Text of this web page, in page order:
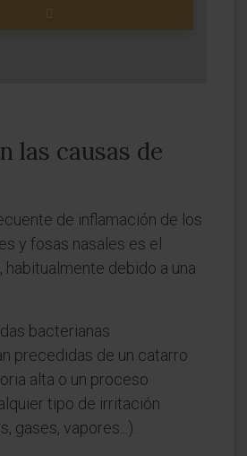
las causas de
de inflamación de los
y fosas nasales es el
debido a una
bacterianas
precedidas de un catarro
alta o un proceso
tipo de irritación
gases, vapores...).